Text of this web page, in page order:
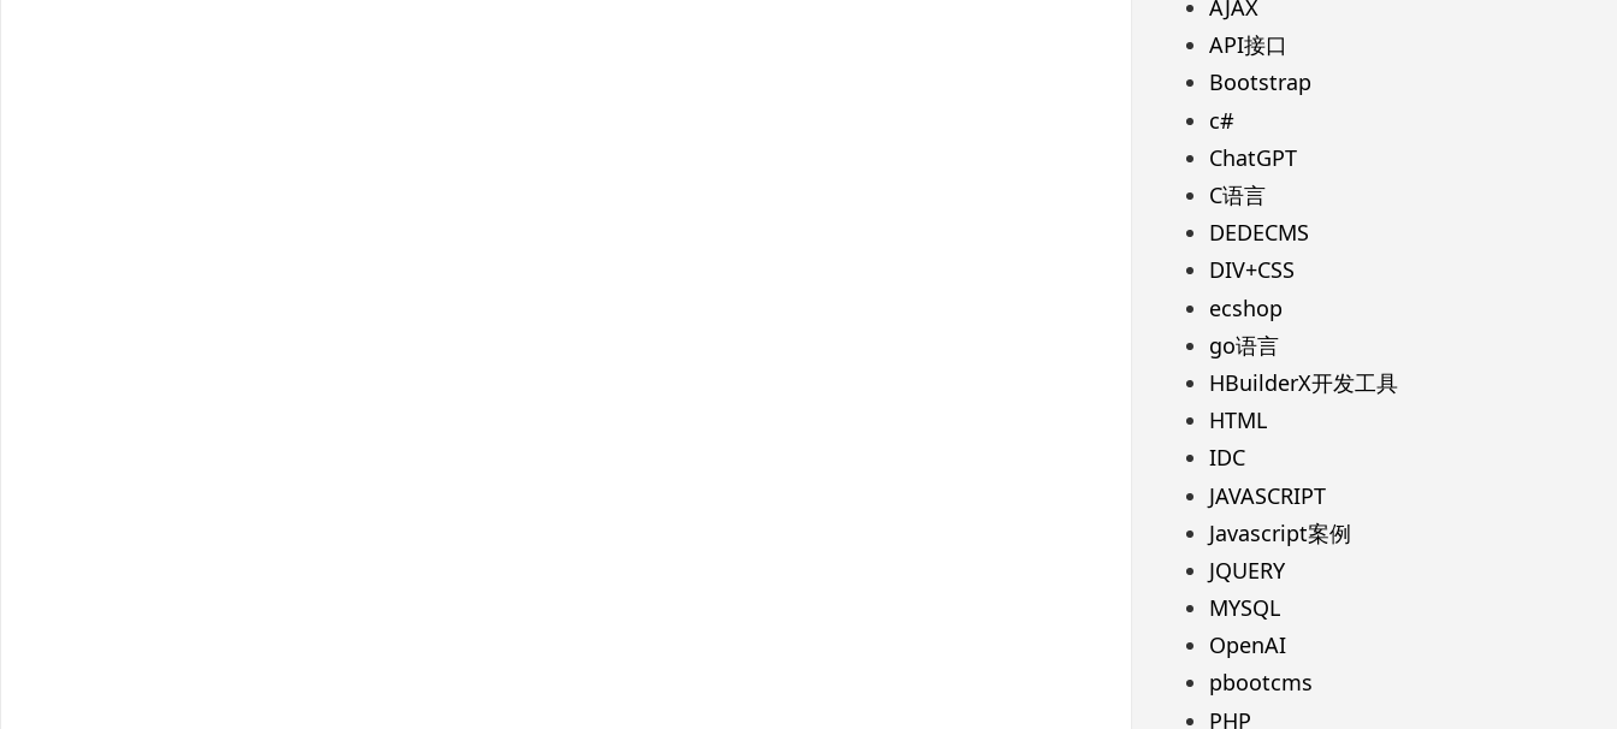
AJAX
API接口
Bootstrap
c#
ChatGPT
C语言
DEDECMS
DIV+CSS
ecshop
go语言
HBuilderX开发工具
HTML
IDC
JAVASCRIPT
Javascript案例
JQUERY
MYSQL
OpenAI
pbootcms
PHP